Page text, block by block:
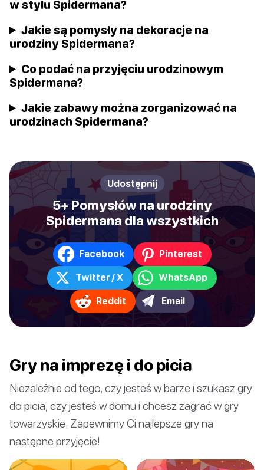
w stylu Spidermana?
Jakie są pomysły na dekoracje na
urodziny Spidermana?
Co podać na przyjęciu urodzinowym
Spidermana?
Jakie zabawy można zorganizować na
urodzinach Spidermana?
Udostępnij
5+ Pomysłów na urodziny
Spidermana dla wszystkich
Facebook Pinterest
Twitter / X WhatsApp
Reddit Email
Gry na imprezę i do picia
Niezależnie od tego, czy jesteś w barze i szukasz gry
do picia, czy jesteś w domu i chcesz zagrać w gry
towarzyskie. Zapewnimy Ci najlepsze gry na
następne przyjęcie!